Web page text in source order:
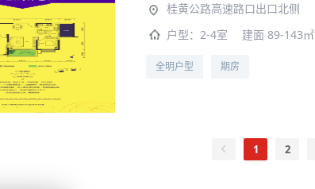
桂黄公路高速路口出口北侧
户型： 2-4室 建面 89-143㎡
全明户型 期房
1 2